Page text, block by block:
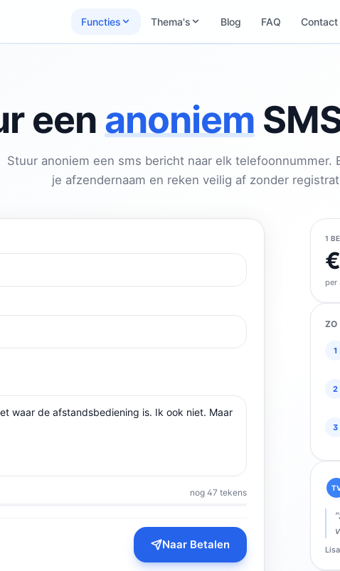
Functies Thema's Blog FAQ Contact
een anoniem
Stuur anoniem een sms bericht naar elk telefoonnummer.
je afzendernaam en reken veilig af zonder
nog 47 tekens
Naar Betalen
1
per
ZO
1
2
3